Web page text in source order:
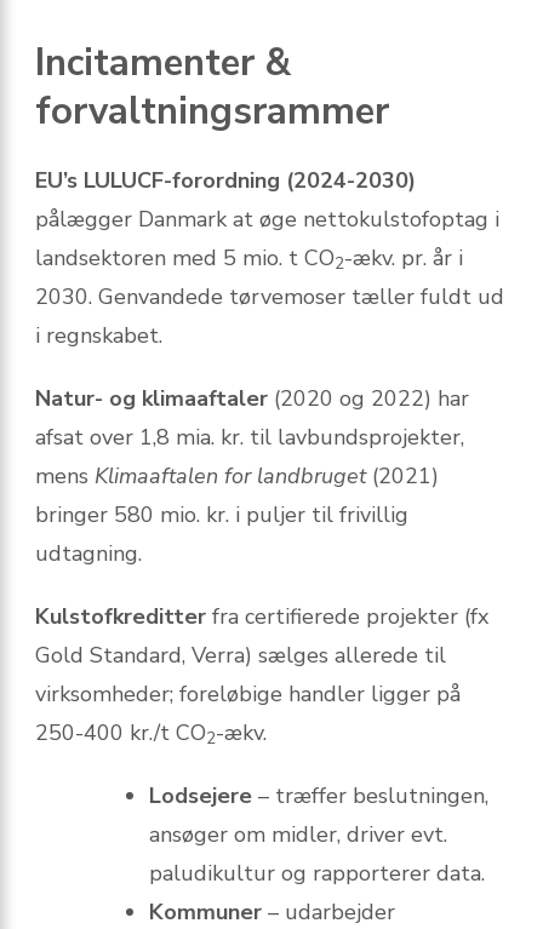
Incitamenter &
forvaltningsrammer
EU’s LULUCF-forordning (2024-2030)
pålægger Danmark at øge nettokulstofoptag i
landsektoren med 5 mio. t CO2-ækv. pr. år i
2030. Genvandede tørvemoser tæller fuldt ud
i regnskabet.
Natur- og klimaaftaler (2020 og 2022) har
afsat over 1,8 mia. kr. til lavbundsprojekter,
mens Klimaaftalen for landbruget(2021)
bringer 580 mio. kr. i puljer til frivillig
udtagning.
Kulstofkreditter fra certifierede projekter (fx
Gold Standard, Verra) sælges allerede til
virksomheder; foreløbige handler ligger på
250-400 kr./t CO2-ækv.
Lodsejere – træffer beslutningen,
ansøger om midler, driver evt.
paludikultur og rapporterer data.
Kommuner – udarbejder